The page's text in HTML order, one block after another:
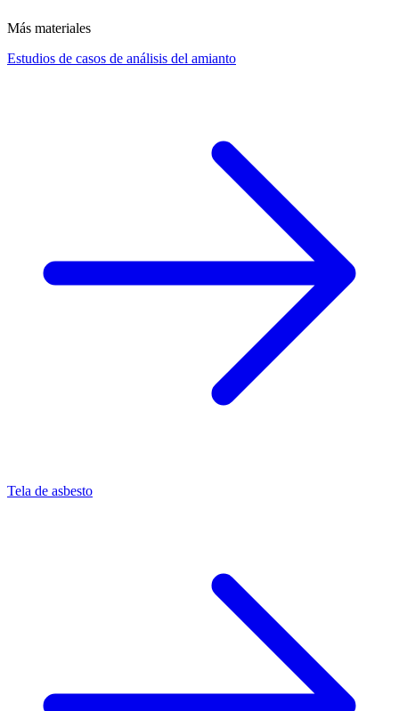
Más materiales
Estudios de casos de análisis del amianto
Tela de asbesto